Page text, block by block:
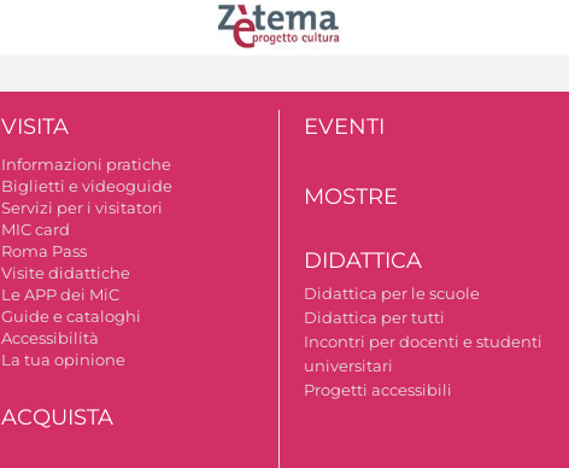
VISITA
Informazioni pratiche
Biglietti e videoguide
Servizi per i visitatori
MIC card
Roma Pass
Visite didattiche
Le APP dei MiC
Guide e cataloghi
Accessibilità
La tua opinione
ACQUISTA
EVENTI
MOSTRE
DIDATTICA
Didattica per le scuole
Didattica per tutti
Incontri per docenti e studenti
universitari
Progetti accessibili